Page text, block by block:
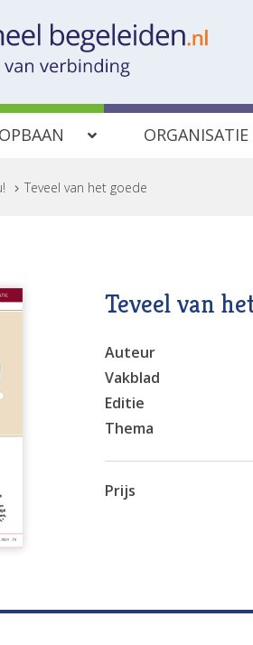
ORGANISATIE
> Teveel van het goede
Teveel van
Auteur
Vakblad
Editie
Thema
Prijs